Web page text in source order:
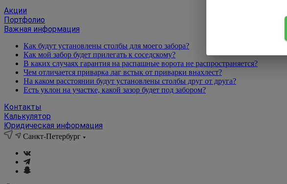
Акции
Портфолио
Важная информация
Как будут установлены столбы для моего забора?
Как мой забор будет прилегать к соседскому?
В каких случаях гарантия на распашные ворота не распространяется?
Чем отличается приварка лаг встык от приварки внахлест?
На каком расстоянии будут установлены столбы друг от друга?
Есть уклон на участке, какой зазор будет под забором?
Контакты
Калькулятор
Юридическая информация
Санкт-Петербург